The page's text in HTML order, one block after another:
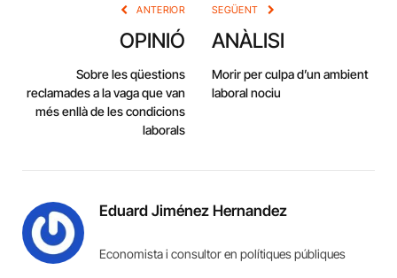
ANTERIOR
OPINIÓ
Sobre les qüestions
reclamades a la vaga que van
més enllà de les condicions
laborals
SEGÜENT
ANÀLISI
Morir per culpa d’un ambient
laboral nociu
Eduard Jiménez Hernandez
Economista i consultor en polítiques públiques